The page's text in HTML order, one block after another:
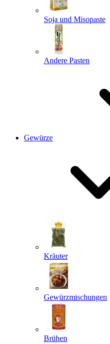
Soja und Misopaste
Andere Pasten
Gewürze
Kräuter
Gewürzmischungen
Brühen